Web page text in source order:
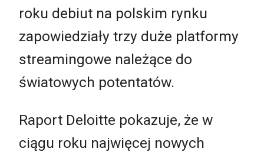
roku debiut na polskim rynku
zapowiedziały trzy duże platformy
streamingowe należące do
światowych potentatów.
Raport Deloitte pokazuje, że w
ciągu roku najwięcej nowych